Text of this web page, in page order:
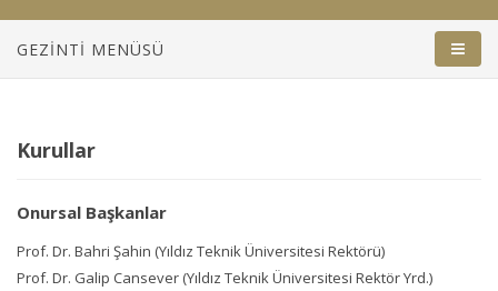
GEZINTI MENÜSÜ
Ana Sayfa
Toplantı Takvimi
Duyurular
Kurullar
Onursal Başkanlar
Prof. Dr. Bahri Şahin (Yıldız Teknik Üniversitesi Rektörü)
Prof. Dr. Galip Cansever (Yıldız Teknik Üniversitesi Rektör Yrd.)